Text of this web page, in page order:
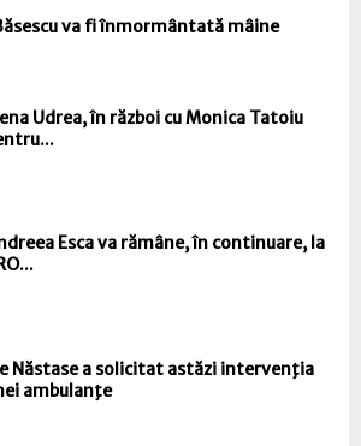
va fi înmormântată mâine
Udrea, în război cu Monica Tatoiu
Esca va rămâne, în continuare, la
Năstase a solicitat astăzi intervenţia
ambulanţe